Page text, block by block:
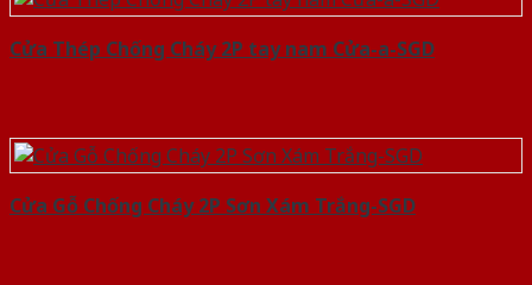
Cửa Thép Chống Cháy 2P tay nam Cửa-a-SGD
Cửa Gỗ Chống Cháy 2P Sơn Xám Trắng-SGD